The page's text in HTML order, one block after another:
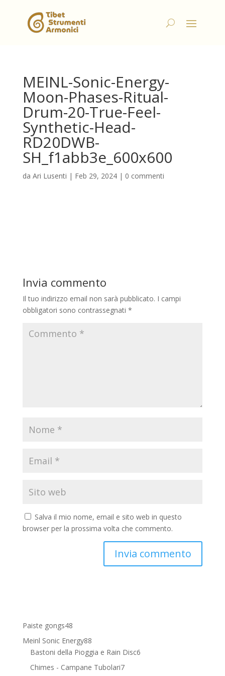
MEINL-Sonic-Energy-
Moon-Phases-Ritual-
Drum-20-True-Feel-
Synthetic-Head-
RD20DWB-
SH_f1abb3e_600x600
da Ari Lusenti | Feb 29, 2024| 0 commenti
Invia commento
Il tuo indirizzo email non sarà pubblicato. I campi
obbligatori sono contrassegnati *
Salva il mio nome, email e sito web in questo
browser per la prossima volta che commento.
Paiste gongs4848
prodotti
Meinl Sonic Energy8888
prodotti
Bastoni della Pioggia e Rain Disc66
Chimes - Campane Tubolari77